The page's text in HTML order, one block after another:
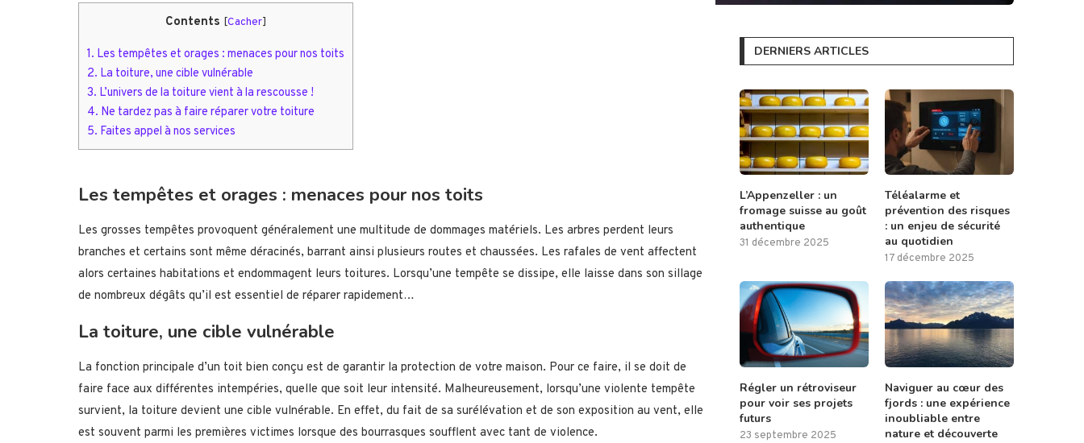
Contents [Cacher]
1. Les tempêtes et orages : menaces pour nos toits
2. La toiture, une cible vulnérable
3. L’univers de la toiture vient à la rescousse !
4. Ne tardez pas à faire réparer votre toiture
5. Faites appel à nos services
Les tempêtes et orages : menaces pour nos toits
Les grosses tempêtes provoquent généralement une multitude de dommages matériels. Les arbres perdent leurs
branches et certains sont même déracinés, barrant ainsi plusieurs routes et chaussées. Les rafales de vent affectent
alors certaines habitations et endommagent leurs toitures. Lorsqu’une tempête se dissipe, elle laisse dans son sillage
de nombreux dégâts qu’il est essentiel de réparer rapidement…
La toiture, une cible vulnérable
La fonction principale d’un toit bien conçu est de garantir la protection de votre maison. Pour ce faire, il se doit de
faire face aux différentes intempéries, quelle que soit leur intensité. Malheureusement, lorsqu’une violente tempête
survient, la toiture devient une cible vulnérable. En effet, du fait de sa surélévation et de son exposition au vent, elle
est souvent parmi les premières victimes lorsque des bourrasques soufflent avec tant de violence.
DERNIERS ARTICLES
L’Appenzeller : un
fromage suisse au goût
authentique
31 décembre 2025
Téléalarme et
prévention des risques
: un enjeu de sécurité
au quotidien
17 décembre 2025
Régler un rétroviseur
pour voir ses projets
futurs
23 septembre 2025
Naviguer au cœur des
fjords : une expérience
inoubliable entre
nature et découverte